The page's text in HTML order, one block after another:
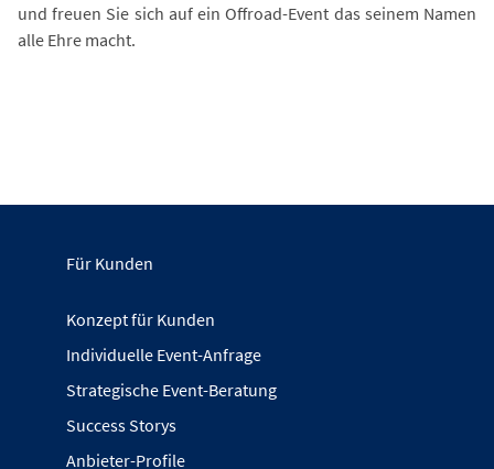
und freuen Sie sich auf ein Offroad-Event das seinem Namen
alle Ehre macht.
Für Kunden
Konzept für Kunden
Individuelle Event-Anfrage
Strategische Event-Beratung
Success Storys
Anbieter-Profile